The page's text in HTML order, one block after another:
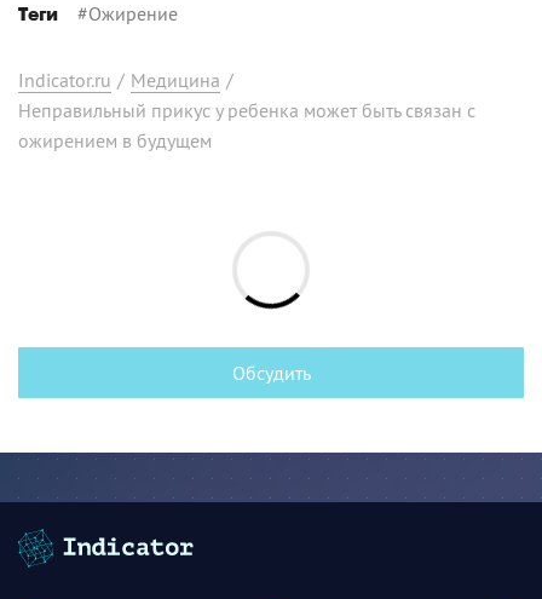
Теги #Ожирение
Indicator.ru / Медицина /
Неправильный прикус у ребенка может быть связан с
ожирением в будущем
Обсудить